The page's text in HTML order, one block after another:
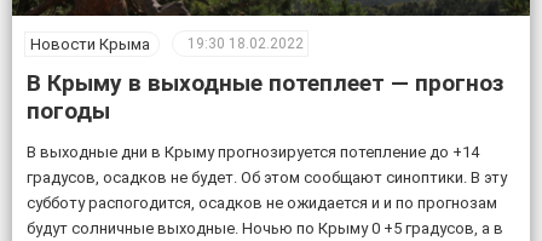
Новости Крыма 19:30 18.02.2022
В Крыму в выходные потеплеет — прогноз
погоды
В выходные дни в Крыму прогнозируется потепление до +14
градусов, осадков не будет. Об этом сообщают синоптики. В эту
субботу распогодится, осадков не ожидается и и по прогнозам
будут солничные выходные. Ночью по Крыму 0 +5 градусов, а в